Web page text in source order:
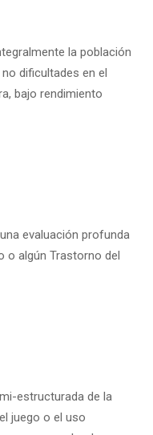
la población
dificultades en el
bajo rendimiento
evaluación profunda
o algún Trastorno del
estructurada de la
juego o el uso